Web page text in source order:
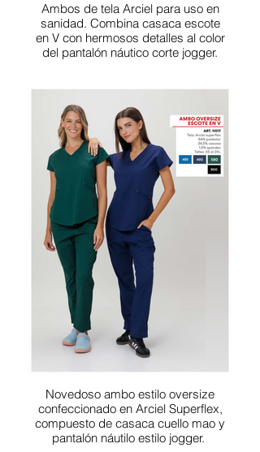
Ambos de tela Arciel para uso en
sanidad. Combina casaca escote
en V con hermosos detalles al color
del pantalón náutico corte jogger.
Novedoso ambo estilo oversize
confeccionado en Arciel Superflex,
compuesto de casaca cuello mao y
pantalón náutilo estilo jogger.